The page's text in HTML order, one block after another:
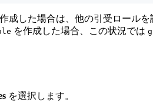
した場合は、他の引受ロール
を作成した場合、この状況では
を選択します。